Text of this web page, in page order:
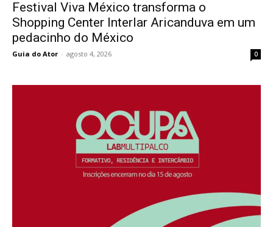
Festival Viva México transforma o
Shopping Center Interlar Aricanduva em um
pedacinho do México
Guia do Ator - agosto 4, 2026 0